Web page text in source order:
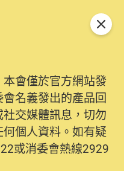
會僅於官方網站發
名義發出的產品回
交媒體訊息，切勿
個人資料。如有疑
或消委會熱線2929
關閉